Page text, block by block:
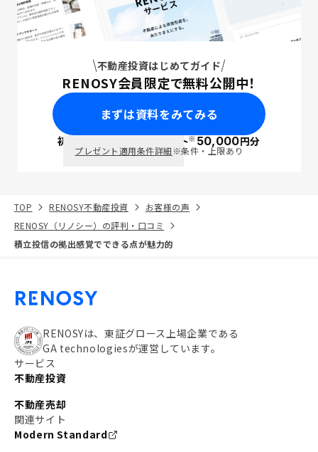
不動産投資はじめてガイド
RENOSY会員限定で無料公開中！
まずは資料をみてみる
初回面談で ポイント※50,000円分
プレゼント適用条件詳細※条件・上限あり
TOP RENOSY不動産投資
お客様の声
RENOSY（リノシー）の評判・口コミ
積立投信の拠出感覚でできる点が魅力的
RENOSYは、東証グロース上場企業である
GA technologiesが運営しています。
サービス
不動産投資
不動産売却
関連サイト
Modern Standard